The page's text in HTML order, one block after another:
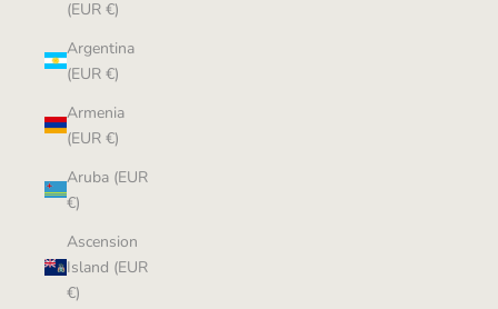
(EUR €)
Argentina
(EUR €)
Armenia
(EUR €)
Aruba (EUR
€)
Ascension
Island (EUR
€)